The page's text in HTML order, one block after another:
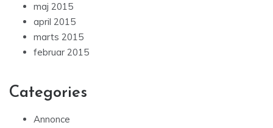
maj 2015
april 2015
marts 2015
februar 2015
Categories
Annonce